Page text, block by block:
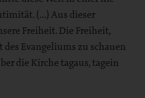
(…) Aus dieser
Freiheit. Die Freiheit,
Evangeliums zu schauen
die Kirche tagaus, tagein